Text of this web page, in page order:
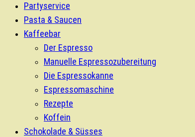
Partyservice
Pasta & Saucen
Kaffeebar
Der Espresso
Manuelle Espressozubereitung
Die Espressokanne
Espressomaschine
Rezepte
Koffein
Schokolade & Süsses